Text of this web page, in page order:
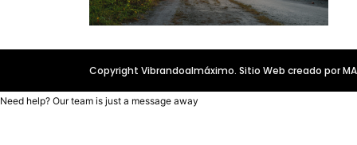
Copyright Vibrandoalmáximo. Sitio Web creado por
Need help? Our team is just a message away